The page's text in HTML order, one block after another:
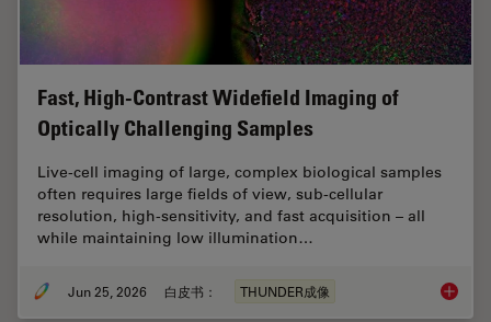
Fast, High-Contrast Widefield Imaging of
Optically Challenging Samples
Live‑cell imaging of large, complex biological samples
often requires large fields of view, sub-cellular
resolution, high-sensitivity, and fast acquisition – all
while maintaining low illumination…
Jun 25, 2026 白皮书： THUNDER成像 Fast,